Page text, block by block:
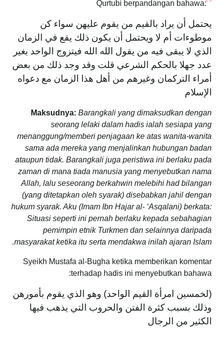
Qurtubi berpandangan bahawa:
يحتمل أن يراد بالقيم من يقوم عليهن سواء كن
موطوءات أم لا ويحتمل أن يكون ذلك يقع في الزمان
الذي لا يبقى فيه من يقول الله الله فيتزوج الواحد بغير
عدد جهلا بالحكم الشرعي قلت وقد وجد ذلك من بعض
أمراء التركمان وغيرهم من أهل هذا الزمان مع دعواه
الإسلام
Maksudnya: Barangkali yang dimaksudkan dengan
seorang lelaki dalam hadis ialah sesiapa yang
menanggung/memberi penjagaan ke atas wanita-wanita
sama ada mereka yang menjalinkan hubungan badan
ataupun tidak. Barangkali juga peristiwa ini berlaku pada
zaman di mana tiada manusia yang menyebutkan nama
Allah, lalu seseorang berkahwin melebihi had bilangan
(yang ditetapkan oleh syarak) disebabkan jahil dengan
hukum syarak. Aku (Imam Ibn Hajar al- ‘Asqalani) berkata:
Situasi seperti ini pernah berlaku kepada sebahagian
pemimpin etnik Turkmen dan selainnya daripada
masyarakat ketika itu serta mendakwa inilah ajaran Islam.
Syeikh Mustafa al-Bugha ketika memberikan komentar
terhadap hadis ini menyebutkan bahawa:
(لخمسين امرأة القيم الواحد) وهو الذي يقوم بأمورهن
وذلك بسبب كثرة الفتن والحروب التي يذهب فيها
الكثير من الرجال